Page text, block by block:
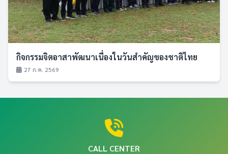
กิจกรรมจิตอาสาพัฒนาเนื่องในวันสำคัญของชาติไทย
27 ก.ค. 2569
CALL CENTER